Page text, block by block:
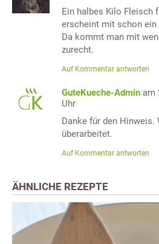
Ein halbes Kilo Fleisch
erscheint mit schon ein
Da kommt man mit
zurecht.
Auf Kommentar antworten
GuteKueche-Admin am
Uhr
Danke für den Hinweis.
überarbeitet.
Auf Kommentar antworten
ÄHNLICHE REZEPTE